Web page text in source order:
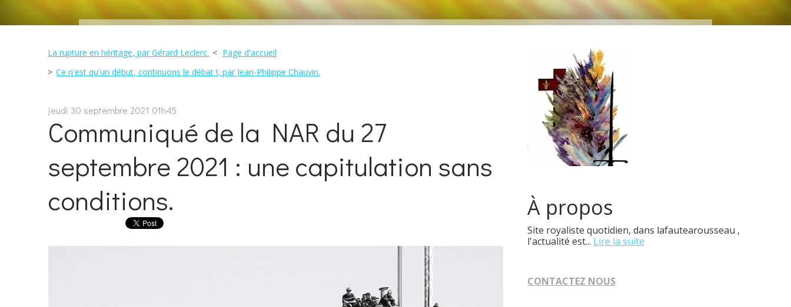
La rupture en héritage, par Gérard Leclerc.
Page d'accueil
Ce n'est qu'un début, continuons le débat !, par Jean-Philippe Chauvin.
jeudi 30 septembre 2021 01h45
Communiqué de la NAR du 27
septembre 2021 : une capitulation sans
conditions.
À propos
Site royaliste quotidien, dans lafautearousseau ,
l'actualité est... Lire la suite
CONTACTEZ NOUS